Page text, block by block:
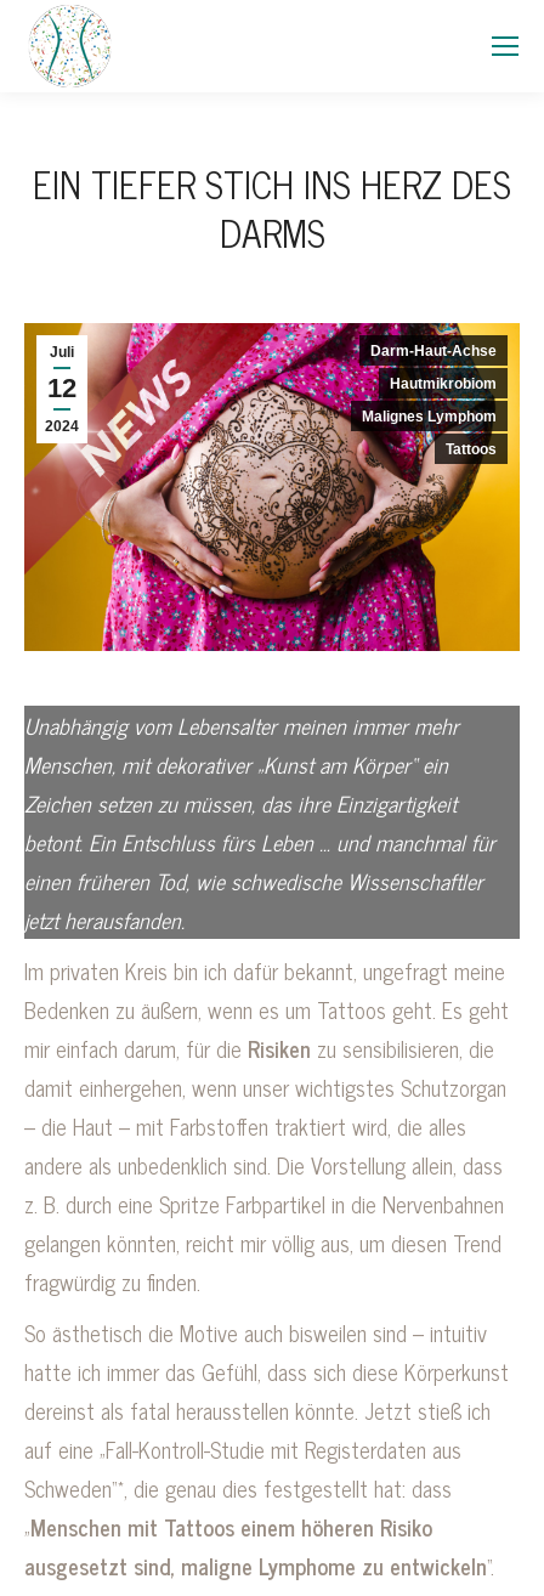
EIN TIEFER STICH INS HERZ DES
DARMS
Juli
12
2024
Darm-Haut-Achse
Hautmikrobiom
Malignes Lymphom
Tattoos
Unabhängig vom Lebensalter meinen immer mehr
Menschen, mit dekorativer „Kunst am Körper“ ein
Zeichen setzen zu müssen, das ihre Einzigartigkeit
betont. Ein Entschluss fürs Leben … und manchmal für
einen früheren Tod, wie schwedische Wissenschaftler
jetzt herausfanden.
Im privaten Kreis bin ich dafür bekannt, ungefragt meine
Bedenken zu äußern, wenn es um Tattoos geht. Es geht
mir einfach darum, für die Risiken zu sensibilisieren, die
damit einhergehen, wenn unser wichtigstes Schutzorgan
– die Haut – mit Farbstoffen traktiert wird, die alles
andere als unbedenklich sind. Die Vorstellung allein, dass
z. B. durch eine Spritze Farbpartikel in die Nervenbahnen
gelangen könnten, reicht mir völlig aus, um diesen Trend
fragwürdig zu finden.
So ästhetisch die Motive auch bisweilen sind – intuitiv
hatte ich immer das Gefühl, dass sich diese Körperkunst
dereinst als fatal herausstellen könnte. Jetzt stieß ich
auf eine „Fall-Kontroll-Studie mit Registerdaten aus
Schweden“*, die genau dies festgestellt hat: dass
„Menschen mit Tattoos einem höheren Risiko
ausgesetzt sind, maligne Lymphome zu entwickeln“.